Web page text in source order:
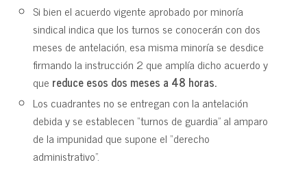
Si bien el acuerdo vigente aprobado por minoría
sindical indica que los turnos se conocerán con dos
meses de antelación, esa misma minoría se desdice
firmando la instrucción 2 que amplía dicho acuerdo y
que reduce esos dos meses a 48 horas.
Los cuadrantes no se entregan con la antelación
debida y se establecen “turnos de guardia” al amparo
de la impunidad que supone el “derecho
administrativo”.